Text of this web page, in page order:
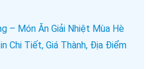
– Món Ăn Giải Nhiệt Mùa Hè
Chi Tiết, Giá Thành, Địa Điểm